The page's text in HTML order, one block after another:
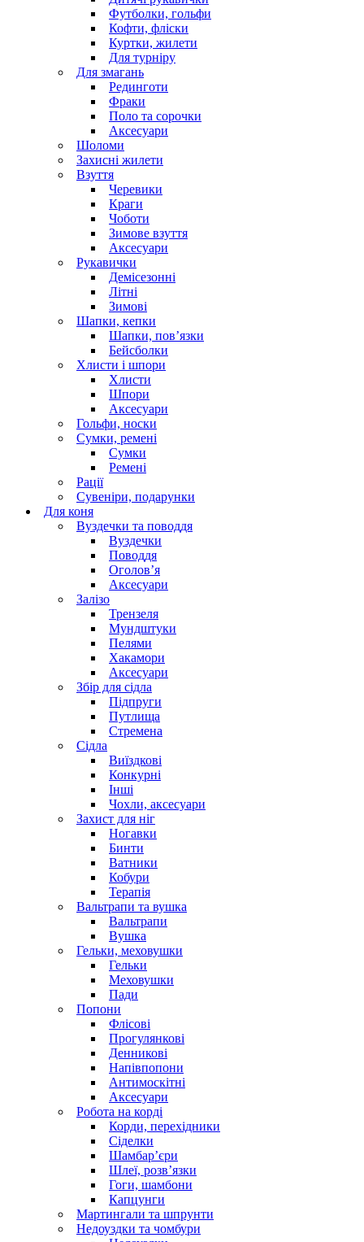
Футболки, гольфи
Кофти, фліски
Куртки, жилети
Для турніру
Для змагань
Рединготи
Фраки
Поло та сорочки
Аксесуари
Шоломи
Захисні жилети
Взуття
Черевики
Краги
Чоботи
Зимове взуття
Аксесуари
Рукавички
Демісезонні
Літні
Зимові
Шапки, кепки
Шапки, пов’язки
Бейсболки
Хлисти і шпори
Хлисти
Шпори
Аксесуари
Гольфи, носки
Сумки, ремені
Сумки
Ремені
Рації
Сувеніри, подарунки
Для коня
Вуздечки та поводдя
Вуздечки
Поводдя
Оголов’я
Аксесуари
Залізо
Трензеля
Мундштуки
Пелями
Хакамори
Аксесуари
Збір для сідла
Підпруги
Путлища
Стремена
Сідла
Виїздкові
Конкурні
Інші
Чохли, аксесуари
Захист для ніг
Ногавки
Бинти
Ватники
Кобури
Терапія
Вальтрапи та вушка
Вальтрапи
Вушка
Гельки, меховушки
Гельки
Меховушки
Пади
Попони
Флісові
Прогулянкові
Денникові
Напівпопони
Антимоскітні
Аксесуари
Робота на корді
Корди, перехідники
Сіделки
Шамбар’єри
Шлеї, розв’язки
Гоги, шамбони
Капцунги
Мартингали та шпрунти
Недоуздки та чомбури